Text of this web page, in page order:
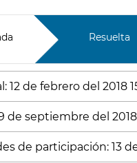
Resuelta
de febrero del 2018
de septiembre del 2018
de participación: 13